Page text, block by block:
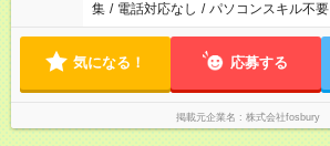
集 / 電話対応なし / パソコンスキル不要
気になる！ 応募する
掲載元企業名 株式会社fosbury